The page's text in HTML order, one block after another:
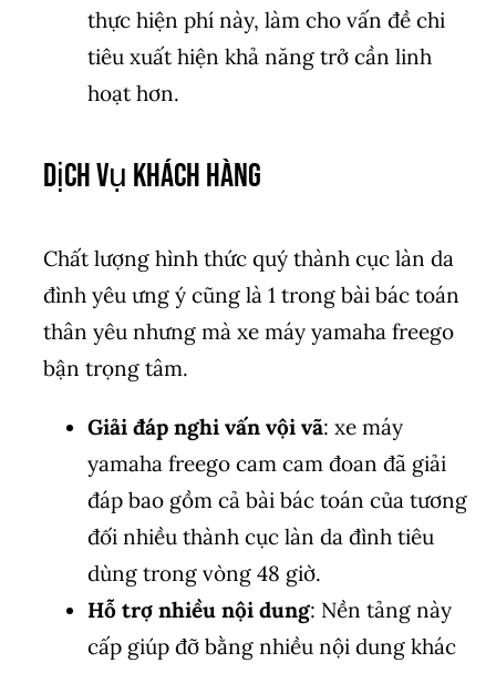
thực hiện phí này, làm cho vấn đề chi
tiêu xuất hiện khả năng trở cần linh
hoạt hơn.
Dịch Vụ Khách Hàng
Chất lượng hình thức quý thành cục làn da
đình yêu ưng ý cũng là 1 trong bài bác toán
thân yêu nhưng mà xe máy yamaha freego
bận trọng tâm.
Giải đáp nghi vấn vội vã: xe máy
yamaha freego cam cam đoan đã giải
đáp bao gồm cả bài bác toán của tương
đối nhiều thành cục làn da đình tiêu
dùng trong vòng 48 giờ.
Hỗ trợ nhiều nội dung: Nền tảng này
cấp giúp đỡ bằng nhiều nội dung khác